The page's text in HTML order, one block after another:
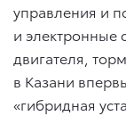
управления и
и электронные
двигателя,
в Казани
«гибридная